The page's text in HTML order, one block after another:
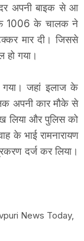
अपनी बाइक से आ
1006 के चालक ने
मार दी। जिससे
हो गया।
गया। जहां इलाज के
अपनी कार मौके से
लिया और पुलिस को
के भाई रामनारायण
दर्ज कर लिया।
News Today,